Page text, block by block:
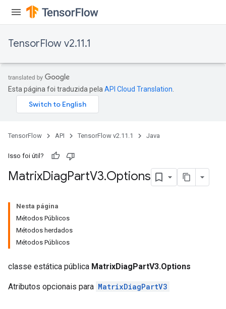
TensorFlow v2.11.1
Esta página foi traduzida pela API Cloud Translation
TensorFlow API TensorFlow v2.11.1 Java
Isso foi útil?
MatrixDiagPartV3.Options
Nesta página
Métodos Públicos
Métodos herdados
Métodos Públicos
classe estática pública MatrixDiagPartV3.Options
Atributos opcionais para MatrixDiagPartV3